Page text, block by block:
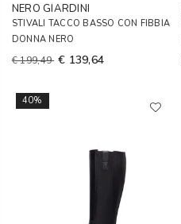
NERO GIARDINI
STIVALI TACCO BASSO CON FIBBIA
DONNA NERO
€ 199,49 € 139,64
40%